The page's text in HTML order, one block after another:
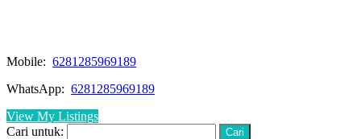
Mobile: 6281285969189
WhatsApp: 6281285969189
View My Listings
Cari untuk: